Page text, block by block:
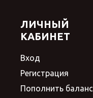
ЛИЧНЫЙ
КАБИНЕТ
Вход
Регистрация
Пополнить баланс